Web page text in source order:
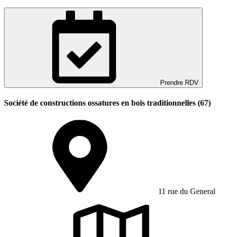
Prendre RDV
Société de constructions ossatures en bois traditionnelles (67)
11 rue du General